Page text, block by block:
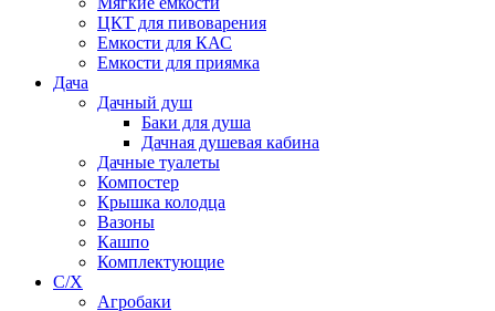
ЦКТ для пивоварения
Емкости для КАС
Емкости для приямка
Дача
Дачный душ
Баки для душа
Дачная душевая кабина
Дачные туалеты
Компостер
Крышка колодца
Вазоны
Кашпо
Комплектующие
С/Х
Агробаки